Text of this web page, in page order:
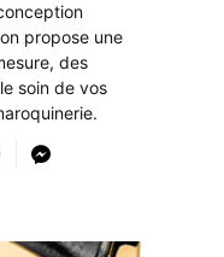
propose une
des
soin de vos